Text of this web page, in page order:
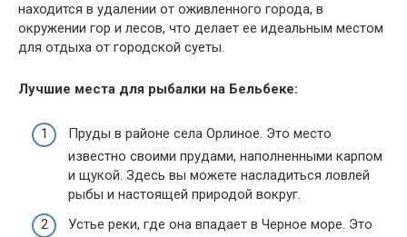
находится в удалении от оживленного города, в
окружении гор и лесов, что делает ее идеальным местом
для отдыха от городской суеты.
Лучшие места для рыбалки на Бельбеке:
Пруды в районе села Орлиное. Это место
известно своими прудами, наполненными карпом
и щукой. Здесь вы можете насладиться ловлей
рыбы и настоящей природой вокруг.
Устье реки, где она впадает в Черное море. Это